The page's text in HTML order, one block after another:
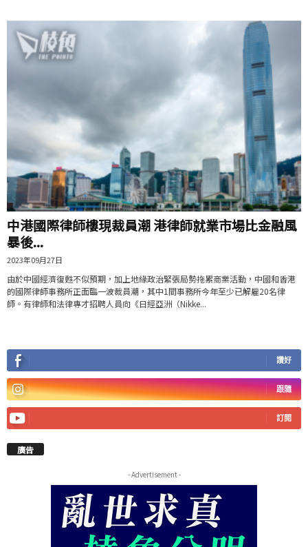
中港國際律師樓現裁員潮 港律師就業市場比金融風
暴後...
2023年09月27日
由於中國經濟復甦不似預期，加上地緣政治緊張局勢拖累商業活動，中國和香港
的國際律師事務所正面臨一波裁員潮，其中1間事務所今年至少已解雇20名律
師。有律師和法律專才招聘人員向《日經亞洲（Nikke...
讚好
跟隨
訂閱
廣告
- Advertisement -